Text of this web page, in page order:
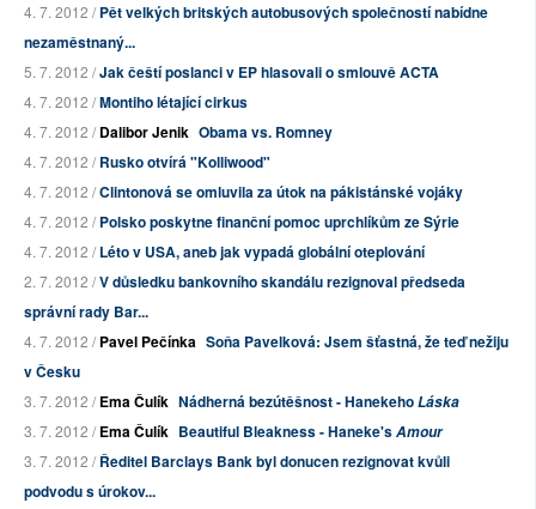
4. 7. 2012 /Pět velkých britských autobusových společností nabídne
nezaměstnaný...
5. 7. 2012 /Jak čeští poslanci v EP hlasovali o smlouvě ACTA
4. 7. 2012 /Montiho létající cirkus
4. 7. 2012 /Dalibor Jenik Obama vs. Romney
4. 7. 2012 /Rusko otvírá "Kolliwood"
4. 7. 2012 /Clintonová se omluvila za útok na pákistánské vojáky
4. 7. 2012 /Polsko poskytne finanční pomoc uprchlíkům ze Sýrie
4. 7. 2012 /Léto v USA, aneb jak vypadá globální oteplování
2. 7. 2012 /V důsledku bankovního skandálu rezignoval předseda
správní rady Bar...
4. 7. 2012 /Pavel Pečínka Soňa Pavelková: Jsem šťastná, že teď nežiju
v Česku
3. 7. 2012 /Ema Čulík Nádherná bezútěšnost - HanekehoLáska
3. 7. 2012 /Ema Čulík Beautiful Bleakness - Haneke'sAmour
3. 7. 2012 /Ředitel Barclays Bank byl donucen rezignovat kvůli
podvodu s úrokov...